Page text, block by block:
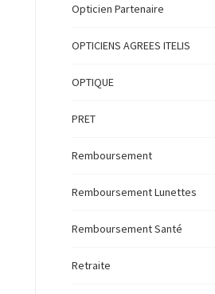
Opticien Partenaire
OPTICIENS AGREES ITELIS
OPTIQUE
PRET
Remboursement
Remboursement Lunettes
Remboursement Santé
Retraite